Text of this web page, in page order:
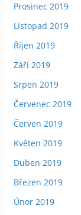
Prosinec 2019
Listopad 2019
Říjen 2019
Září 2019
Srpen 2019
Červenec 2019
Červen 2019
Květen 2019
Duben 2019
Březen 2019
Únor 2019